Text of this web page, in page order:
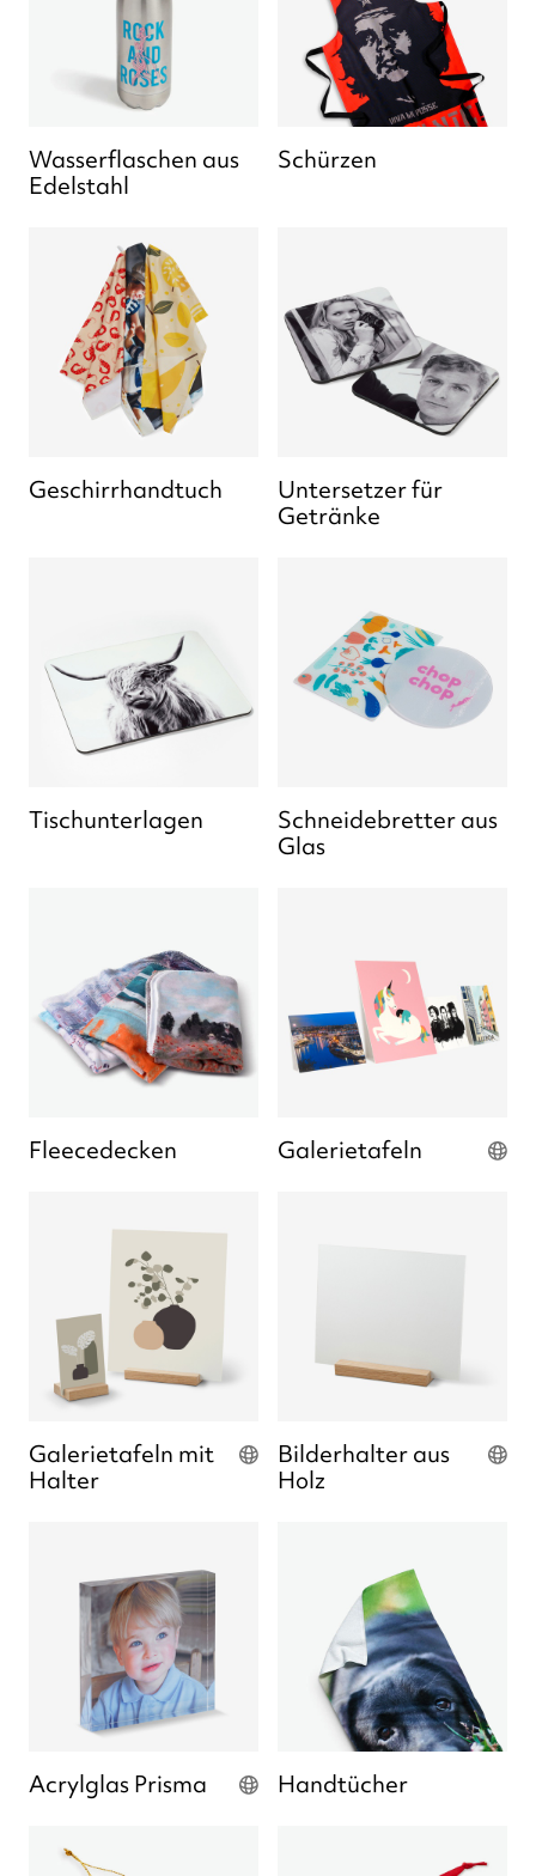
Wasserflaschen aus
Edelstahl
Schürzen
Geschirrhandtuch
Untersetzer für
Getränke
Tischunterlagen
Schneidebretter aus
Glas
Fleecedecken Galerietafeln
Galerietafeln mit
Halter
Bilderhalter aus
Holz
Acrylglas Prisma Handtücher